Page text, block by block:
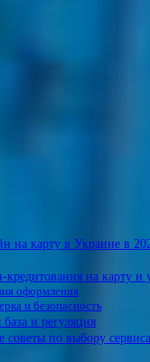
на карту в Украине в
на карту и
оформления
и безопасность
и регуляция
советы по выбору сервиса